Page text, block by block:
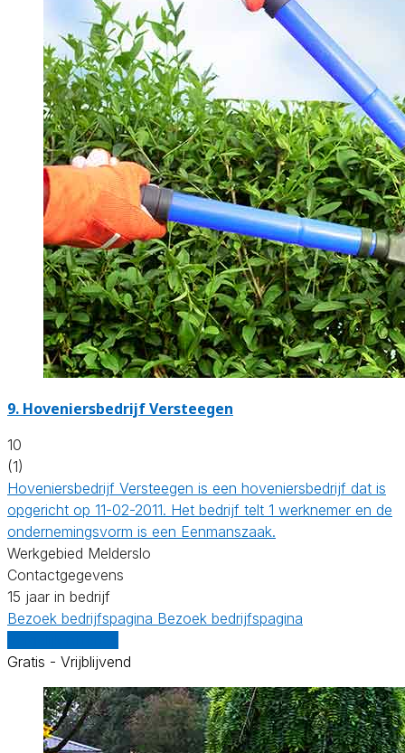
9. Hoveniersbedrijf Versteegen
10
(1)
Hoveniersbedrijf Versteegen is een hoveniersbedrijf dat is
opgericht op 11-02-2011. Het bedrijf telt 1 werknemer en de
ondernemingsvorm is een Eenmanszaak.
Werkgebied Melderslo
Contactgegevens
15 jaar in bedrijf
Bezoek bedrijfspagina Bezoek bedrijfspagina
Gratis - Vrijblijvend